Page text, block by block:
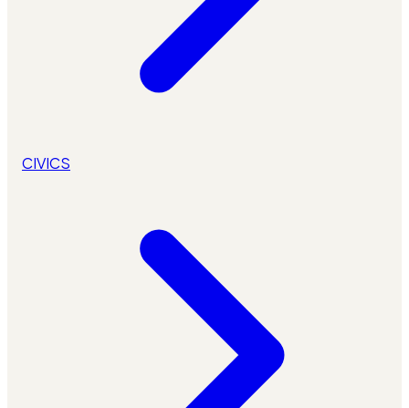
CIVICS